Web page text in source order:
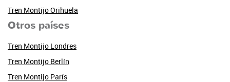
Tren Montijo Orihuela
Otros países
Tren Montijo Londres
Tren Montijo Berlín
Tren Montijo París